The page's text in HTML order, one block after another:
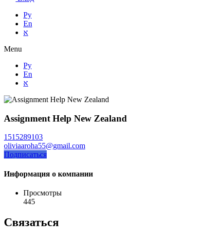
Ру
En
א
Menu
Ру
En
א
Assignment Help New Zealand
1515289103
oliviaaroha55@gmail.com
Подписаться
Информация о компании
Просмотры
445
Связаться